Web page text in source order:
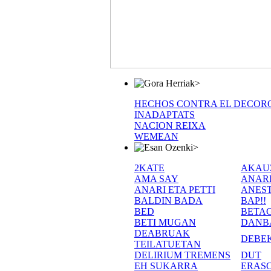
>
HECHOS CONTRA EL
INADAPTATS
NACION REIXA
WEMEAN
>
2KATE
AMA SAY
ANARI ETA PETTI
BALDIN BADA
BAP!!
BED
BETI MUGAN
DEABRUAK
TEILATUETAN
DELIRIUM TREMENS
DUT
EH SUKARRA